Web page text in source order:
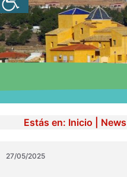
Estás en: Inicio News
27/05/2025